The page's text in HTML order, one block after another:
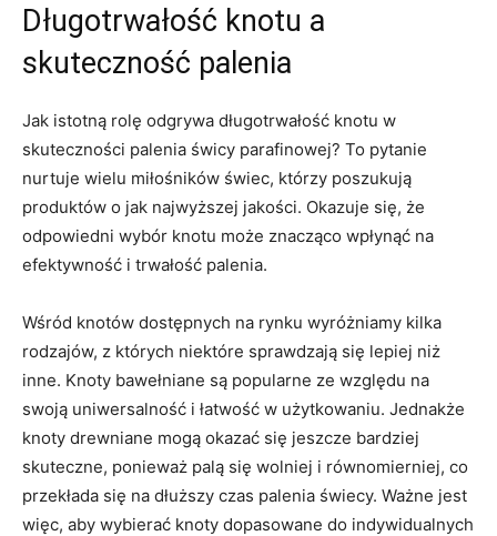
Długotrwałość ​knotu a
skuteczność palenia
Jak‌ istotną​ rolę odgrywa​ długotrwałość knotu w ​
skuteczności palenia świcy parafinowej? To pytanie
nurtuje wielu miłośników świec, którzy‌ poszukują​
produktów o jak najwyższej jakości. Okazuje się, że
odpowiedni wybór knotu może ‍znacząco wpłynąć⁣ na
efektywność ‌i ‍trwałość palenia.
Wśród knotów⁢ dostępnych na rynku wyróżniamy kilka
rodzajów, z których niektóre sprawdzają się⁢ lepiej niż
inne. Knoty bawełniane‌ są ‌popularne ze ⁣względu na
⁢swoją ⁢uniwersalność‌ i łatwość ​w użytkowaniu. Jednakże
knoty ⁢drewniane mogą okazać się jeszcze bardziej
‍skuteczne, ‌ponieważ‌ palą się wolniej ⁤i równomierniej,⁣ co
przekłada‌ się ⁤na dłuższy czas ‍palenia świecy. ⁣Ważne jest
więc, aby wybierać knoty ⁢dopasowane do indywidualnych